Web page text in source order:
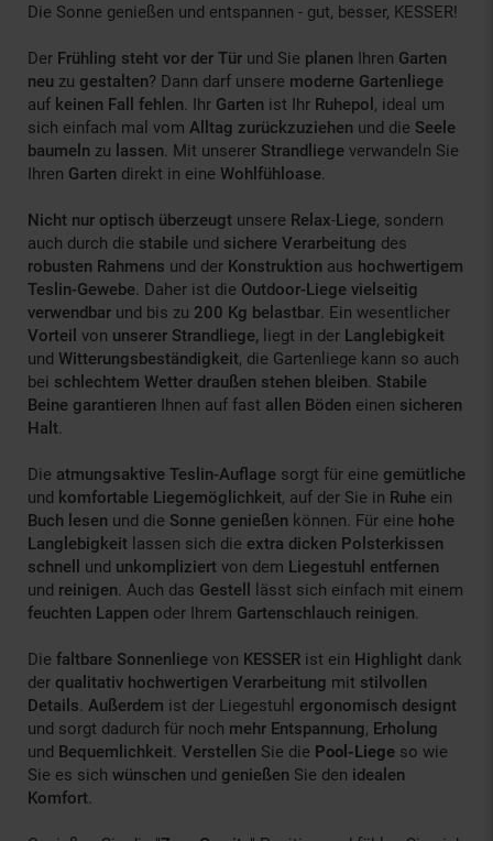
Die Sonne genießen und entspannen - gut, besser, KESSER!
Der Frühling steht vor der Tür und Sie planen Ihren Garten
neu zu gestalten? Dann darf unsere moderne Gartenliege
auf keinen Fall fehlen. Ihr Garten ist Ihr Ruhepol , ideal um
sich einfach mal vom Alltag zurückzuziehen und die Seele
baumeln zu lassen. Mit unserer Strandliege verwandeln Sie
Ihren Garten direkt in eine Wohlfühloase.
Nicht nur optisch überzeugt unsere Relax-Liege, sondern
auch durch die stabile und sichere Verarbeitung des
robusten Rahmens und der Konstruktion aus hochwertigem
Teslin-Gewebe. Daher ist die Outdoor-Liege vielseitig
verwendbar und bis zu 200 Kg belastbar. Ein wesentlicher
Vorteil von unserer Strandliege, liegt in der Langlebigkeit
und Witterungsbeständigkeit, die Gartenliege kann so auch
bei schlechtem Wetter draußen stehen bleiben. Stabile
Beine garantieren Ihnen auf fast allen Böden einen sicheren
Halt.
Die atmungsaktive Teslin-Auflage sorgt für eine gemütliche
und komfortable Liegemöglichkeit, auf der Sie in Ruhe ein
Buch lesen und die Sonne genießen können. Für eine hohe
Langlebigkeit lassen sich die extra dicken Polsterkissen
schnell und unkompliziert von dem Liegestuhl entfernen
und reinigen. Auch das Gestell
lässt sich einfach mit einem
feuchten Lappen oder Ihrem Gartenschlauch reinigen.
Die faltbare Sonnenliege von KESSER ist ein Highlight dank
der qualitativ hochwertigen Verarbeitung mit stilvollen
Details. Außerdem ist der Liegestuhl ergonomisch designt
und sorgt dadurch für noch mehr Entspannung, Erholung
und Bequemlichkeit. Verstellen Sie die Pool-Liege so wie
Sie es sich wünschen und genießen Sie den idealen
Komfort.